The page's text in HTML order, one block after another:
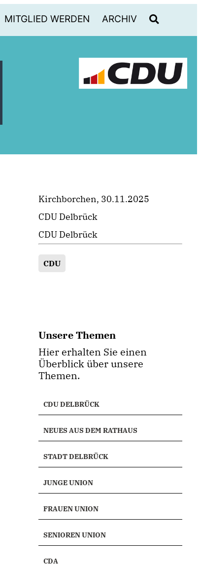
MITGLIED WERDEN ARCHIV
Kirchborchen, 30.11.2025
CDU Delbrück
CDU Delbrück
CDU
Unsere Themen
Hier erhalten Sie einen
Überblick über unsere
Themen.
CDU DELBRÜCK
NEUES AUS DEM RATHAUS
STADT DELBRÜCK
JUNGE UNION
FRAUEN UNION
SENIOREN UNION
CDA